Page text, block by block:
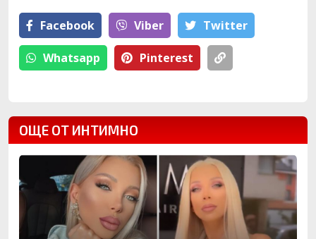
Facebook Viber Тwitter
Whatsapp Pinterest
ОЩЕ ОТ ИНТИМНО